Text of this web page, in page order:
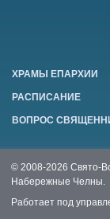
ХРАМЫ ЕПАРХИИ
РАСПИСАНИЕ
ВОПРОС
© 2008-2026 Свято-
Набережные Челны.
Работает под